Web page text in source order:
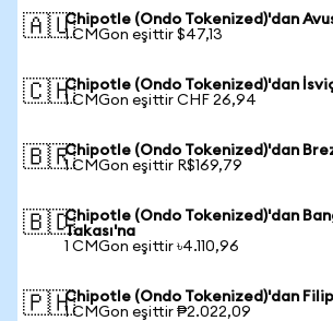
🇦🇺Chipotle (Ondo Tokenized)'dan
1 CMGon eşittir $47,13
🇨🇭Chipotle (Ondo Tokenized)'dan
1 CMGon eşittir CHF 26,94
🇧🇷Chipotle (Ondo Tokenized)'dan
1 CMGon eşittir R$169,79
🇧🇩Chipotle (Ondo Tokenized)'dan
Takası'na
1 CMGon eşittir ৳4.110,96
🇵🇭Chipotle (Ondo Tokenized)'dan
1 CMGon eşittir ₱2.022,09